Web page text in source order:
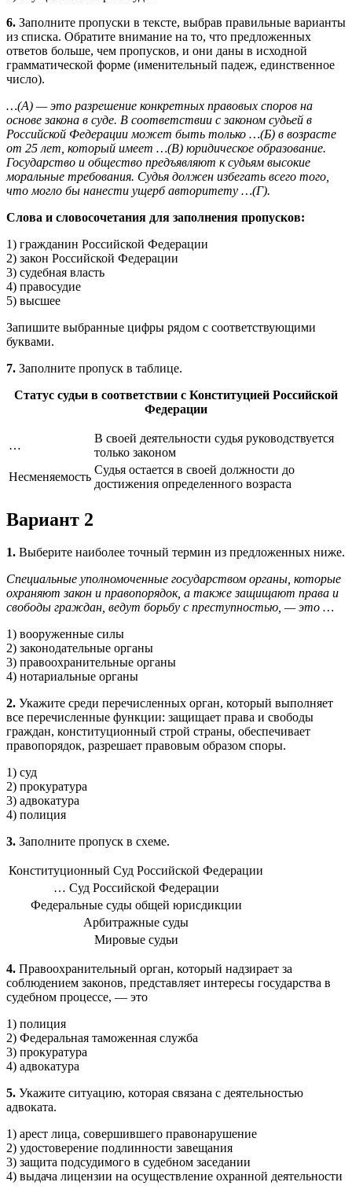
6. Заполните пропуски в тексте, выбрав правильные варианты
из списка. Обратите внимание на то, что предложенных
ответов больше, чем пропусков, и они даны в исходной
грамматической форме (именительный падеж, единственное
число).
…(А) — это разрешение конкретных правовых споров на
основе закона в суде. В соответствии с законом судьей в
Российской Федерации может быть только …(Б) в возрасте
от 25 лет, который имеет …(В) юридическое образование.
Государство и общество предъявляют к судьям высокие
моральные требования. Судья должен избегать всего того,
что могло бы нанести ущерб авторитету …(Г).
Слова и словосочетания для заполнения пропусков:
1) гражданин Российской Федерации
2) закон Российской Федерации
3) судебная власть
4) правосудие
5) высшее
Запишите выбранные цифры рядом с соответствую­щими
буквами.
7. Заполните пропуск в таблице.
Статус судьи в соответствии с Конституцией Российской
Федерации
…
В своей деятельности судья руководствуется
только законом
Несменяемость
Судья остается в своей должности до
достижения определенного возраста
Вариант 2
1. Выберите наиболее точный термин из предложенных ниже.
Специальные уполномоченные государством органы, которые
охраняют закон и правопорядок, а также защищают права и
свободы граждан, ведут борьбу с преступностью, — это …
1) вооруженные силы
2) законодательные органы
3) правоохранительные органы
4) нотариальные органы
2. Укажите среди перечисленных орган, который выполняет
все перечисленные функции: защищает права и свободы
граждан, конституционный строй страны, обеспечивает
правопорядок, разрешает правовым образом споры.
1) суд
2) прокуратура
3) адвокатура
4) полиция
3. Заполните пропуск в схеме.
Конституционный Суд Российской Федерации
… Суд Российской Федерации
Федеральные суды общей юрисдикции
Арбитражные суды
Мировые судьи
4. Правоохранительный орган, который надзирает за
соблюдением законов, представляет интересы государства в
судеб­ном процессе, — это
1) полиция
2) Федеральная таможенная служба
3) прокуратура
4) адвокатура
5. Укажите ситуацию, которая связана с деятельностью
адвоката.
1) арест лица, совершившего правонарушение
2) удостоверение подлинности завещания
3) защита подсудимого в судебном заседании
4) выдача лицензии на осуществление охранной деятельно­сти